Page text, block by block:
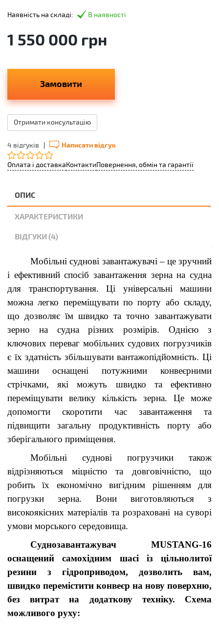
Наявність на складі: В наявності
1 550 000 грн
Замовити
Отримати консультацію
4 відгуків Написати відгук
Оплата і доставкаКонтактиПовернення, обмін та гарантії
ОПИС
ХАРАКТЕРИСТИКИ
ВІДГУКИ (4)
Мобільні суднові завантажувачі – це зручний
і ефективний спосіб завантаження зерна на судна
для транспортування. Ці універсальні машини
можна легко переміщувати по порту або складу,
що дозволяє їм швидко та точно завантажувати
зерно на судна різних розмірів. Однією з
ключових переваг мобільних судових погрузчиків
є їх здатність збільшувати вантажопідйомність. Ці
машини оснащені потужними конвеєрними
стрічками, які можуть швидко та ефективно
переміщувати велику кількість зерна. Це може
допомогти скоротити час завантаження та
підвищити загальну продуктивність порту або
зберігального приміщення.
Мобільні суднові погрузчики також
відрізняються міцністю та довговічністю, що
робить їх економічно вигідним рішенням для
погрузки зерна. Вони виготовляються з
високоякісних матеріалів та розраховані на суворі
умови морського середовища.
Суднозавантажувач
MUSTANG-16
оснащений самохідним шасі із цільнолитої
резини з гідроприводом, дозволить вам,
швидко перемістити конвеєр на нову поверхню,
без витрат на додаткову техніку. Схема
можливого руху: